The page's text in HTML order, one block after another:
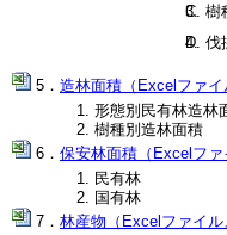
C. 樹
D. 伐
造林面積（Excelファ
形態別民有林造林
樹種別造林面積
保安林面積（Excelフ
民有林
国有林
林産物（Excelファイル